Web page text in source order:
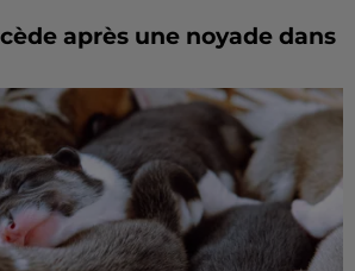
après une noyade dans